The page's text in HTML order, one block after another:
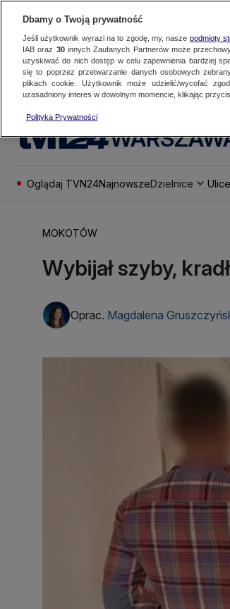
Oglądaj TVN24NajnowszeDzielnice Ulice
MOKOTÓW
Wybijał szyby,
Oprac. Magdalena
Dbamy o Twoją prywatność
Jeśli użytkownik wyrazi na to zgodę, my, nasze podmioty
IAB oraz 30innych Zaufanych Partnerów może
uzyskiwać do nich dostęp w celu zapewnienia bardziej
się to poprzez przetwarzanie danych osobowych
plikach cookie. Użytkownik może udzielić/wycofać
uzasadniony interes w dowolnym momencie, klikając
Polityka Prywatności